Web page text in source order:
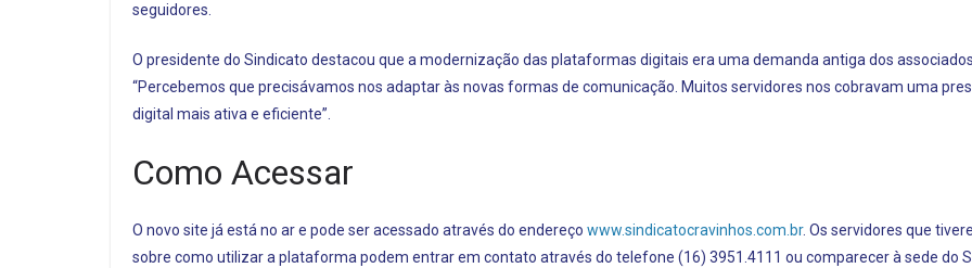
seguidores.
O presidente do Sindicato destacou que a modernização das plataformas digitais era uma demanda antiga dos
“Percebemos que precisávamos nos adaptar às novas formas de comunicação. Muitos servidores nos cobravam uma
digital mais ativa e eficiente”.
Como Acessar
O novo site já está no ar e pode ser acessado através do endereço www.sindicatocravinhos.com.br. Os servidores que
sobre como utilizar a plataforma podem entrar em contato através do telefone (16) 3951.4111 ou comparecer à sede do